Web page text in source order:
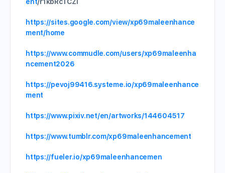
https://sites.google.com/view/xp69maleenhance
ment/home
https://www.commudle.com/users/xp69maleenha
ncement2026
https://pevoj99416.systeme.io/xp69maleenhance
ment
https://www.pixiv.net/en/artworks/144604517
https://www.tumblr.com/xp69maleenhancement
https://fueler.io/xp69maleenhancemen